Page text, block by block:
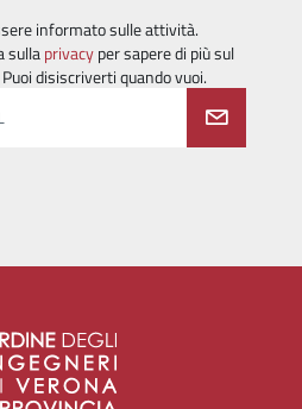
informato sulle attività.
sullaprivacyper sapere di più sul
disiscriverti quando vuoi.